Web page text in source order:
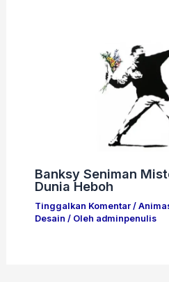
Banksy Seniman
Dunia Heboh
Tinggalkan Komentar /
Desain / Oleh adminpenulis